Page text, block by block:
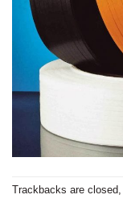
Trackbacks are